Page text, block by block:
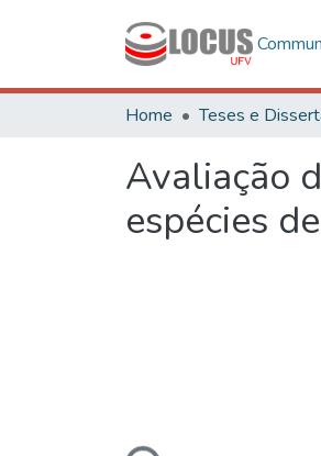
Home Teses e
Avaliação
espécies